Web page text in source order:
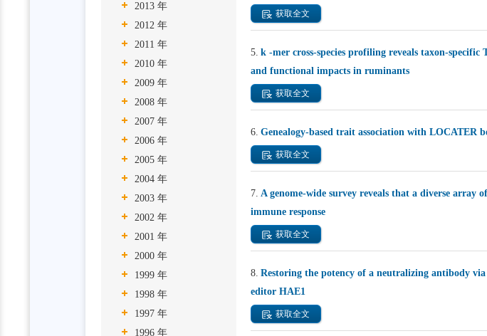
2013 年
2012 年
2011 年
2010 年
2009 年
2008 年
2007 年
2006 年
2005 年
2004 年
2003 年
2002 年
2001 年
2000 年
1999 年
1998 年
1997 年
1996 年
获取全文
5. k -mer cross-species profiling reveals taxon-
and functional impacts in ruminants
获取全文
6. Genealogy-based trait association with LOCATER
获取全文
7. A genome-wide survey reveals that a diverse array
immune response
获取全文
8. Restoring the potency of a neutralizing antibody
editor HAE1
获取全文